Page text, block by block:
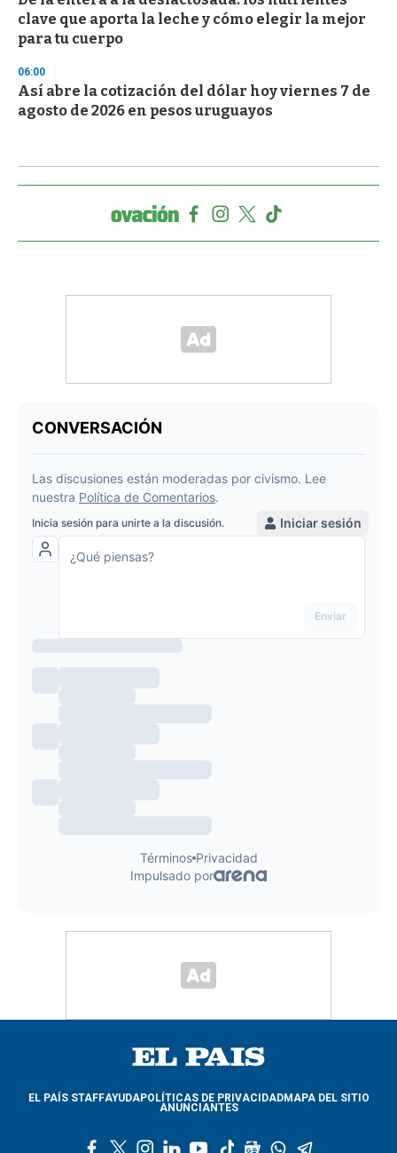
clave que aporta la leche y cómo elegir la mejor
para tu cuerpo
06:00
Así abre la cotización del dólar hoy viernes 7 de
agosto de 2026 en pesos uruguayos
EL PAÍS STAFFAYUDAPOLÍTICAS DE PRIVACIDADMAPA DEL SITIO
ANUNCIANTES
l y t g w